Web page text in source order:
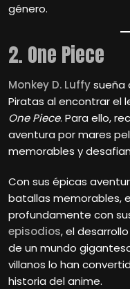
género.
2. One Piece
Monkey D. Luffysueña
Piratas al encontrar el
One Piece. Para ello,
aventura por mares
memorables y
Con sus épicas
batallas memorables,
profundamente con
episodios, el
de un mundo
villanos lo han
historia del anime.